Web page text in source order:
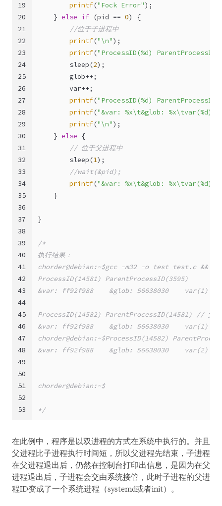
19
20
21
22
23
24
25
26
27
28
29
30
31
32
33
34
35
36
37
38
39
40
41
42
43
44
45
46
47
48
49
50
51
52
53
printf("Fock Error");
    }
else if (pid == 0) {
//位于子进程中
printf("\n");
printf("ProcessID(%d)
        sleep(
2);
        glob++;
        var++;
printf("ProcessID(%d)
printf("&var: %x\t&glob:
printf("\n");
    }
else {
// 位于父进程中
        sleep(
1);
//wait(&pid);
printf("&var: %x\t&glob:
    }
}
/*
执行结果：
chorder@debian:~$gcc -m32 -o test test.c &&
ProcessID(14581) ParentProcessID(3595)
&var: ff92f988    &glob: 56638030    var(1)
ProcessID(14582) ParentProcessID(14581) // 父进
&var: ff92f988    &glob: 56638030    var(1)
chorder@debian:~$ProcessID(14582)
&var: ff92f988    &glob: 56638030    var(2)
chorder@debian:~$
*/
在此例中，程序是以双进程的方式在系统中执行的。并且
父进程比子进程执行时间短，所以父进程先结束，子进程
在父进程退出后，仍然在控制台打印出信息，是因为在父
进程退出后，子进程会交由系统接管，此时子进程的父进
程ID变成了一个系统进程（systemd或者init）。